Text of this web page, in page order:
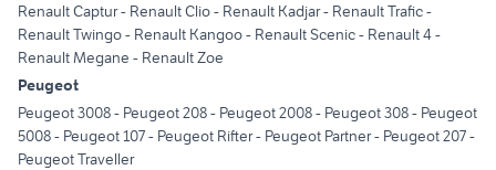
Renault Captur- Renault Clio- Renault Kadjar- Renault Trafic-
Renault Twingo- Renault Kangoo- Renault Scenic- Renault 4-
Renault Megane - Renault Zoe
Peugeot
Peugeot 3008- Peugeot 208- Peugeot 2008- Peugeot 308- Peugeot
5008- Peugeot 107- Peugeot Rifter- Peugeot Partner- Peugeot 207-
Peugeot Traveller